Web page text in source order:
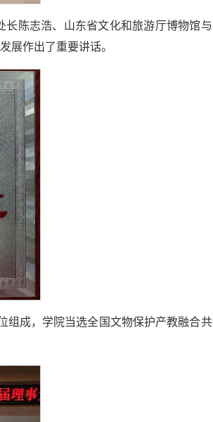
陈志浩、山东省文化和旅游厅博物馆与
展作出了重要讲话。
组成，学院当选全国文物保护产教融合共